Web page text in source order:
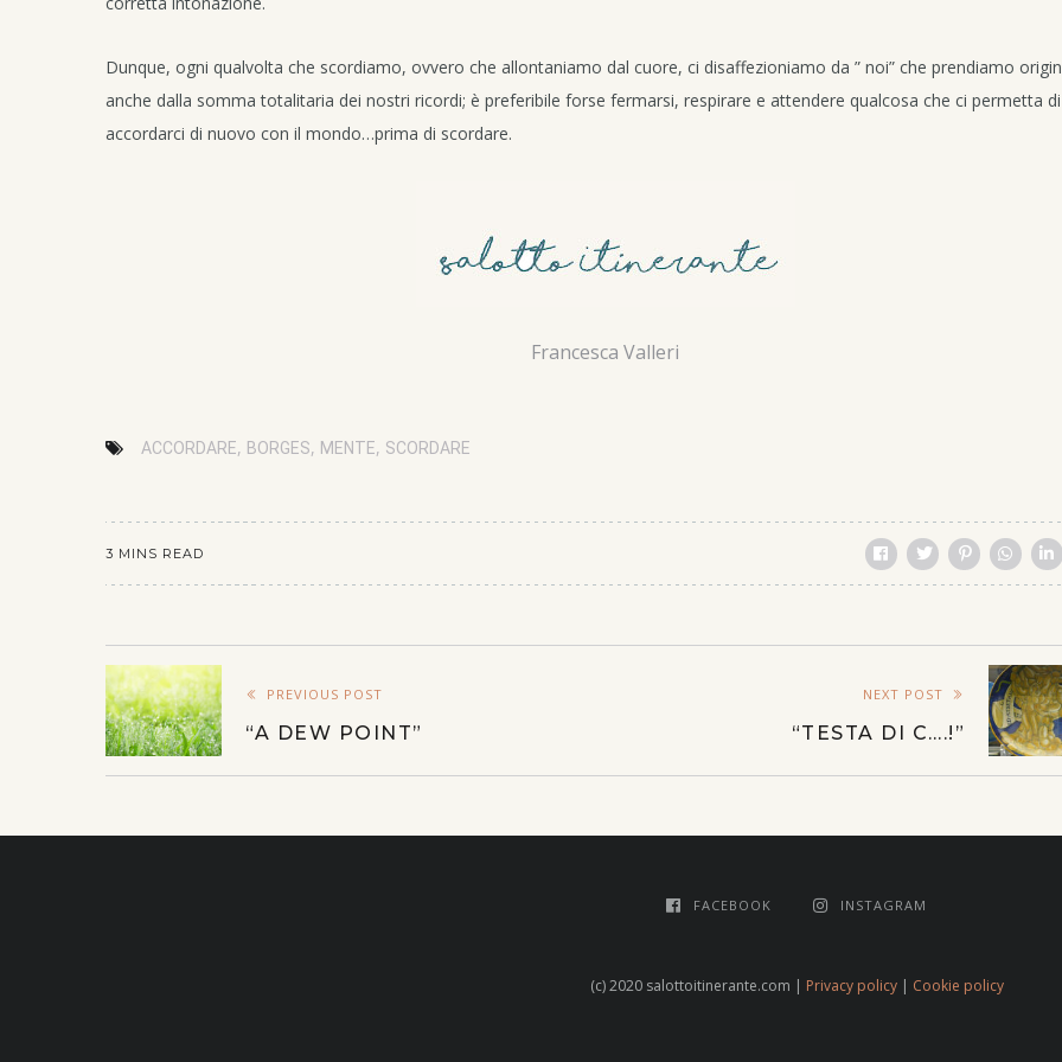
Dunque, ogni qualvolta che scordiamo, ovvero che allontaniamo dal cuore, ci disaffezioniamo da ” noi” che prendiamo
anche dalla somma totalitaria dei nostri ricordi; è preferibile forse fermarsi, respirare e attendere qualcosa che ci permetta di
accordarci di nuovo con il mondo…prima di scordare.
Francesca Valleri
ACCORDARE, BORGES, MENTE, SCORDARE
3 MINS READ
PREVIOUS POST
“A DEW POINT”
NEXT POST
“TESTA DI C….!”
FACEBOOK INSTAGRAM
(c) 2020 salottoitinerante.com | Privacy policy| Cookie policy